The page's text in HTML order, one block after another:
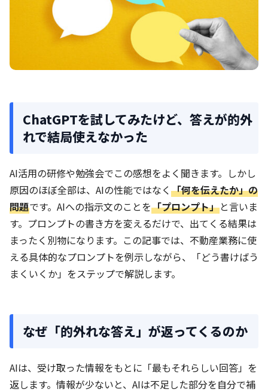
ChatGPTを試してみたけど、答えが的外
れで結局使えなかった
AI活用の研修や勉強会でこの感想をよく聞きます。しかし
原因のほぼ全部は、AIの性能ではなく 「何を伝えたか」の
問題です。AIへの指示文のことを「プロンプト」と言いま
す。プロンプトの書き方を変えるだけで、出てくる結果は
まったく別物になります。この記事では、不動産業務に使
える具体的なプロンプトを例示しながら、「どう書けばう
まくいくか」をステップで解説します。
なぜ「的外れな答え」が返ってくるのか
AIは、受け取った情報をもとに「最もそれらしい回答」を
返します。情報が少ないと、AIは不足した部分を自分で補